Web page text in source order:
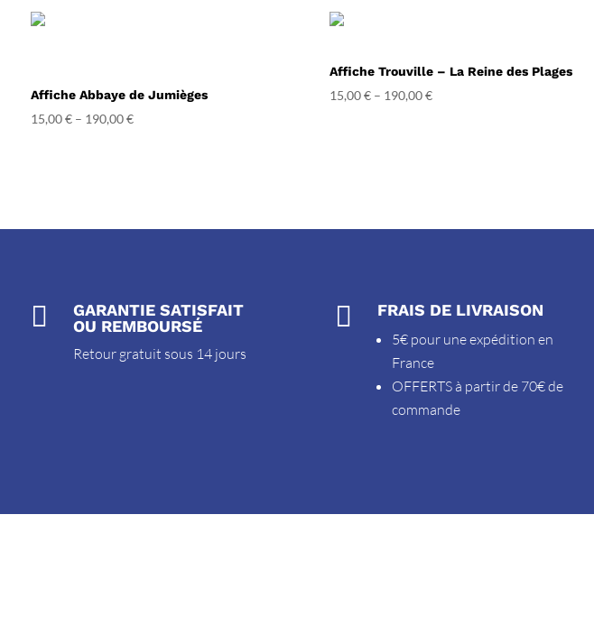
Affiche Abbaye de Jumièges
15,00€– 190,00€
Affiche Trouville – La Reine des Plages
15,00€– 190,00€

GARANTIE SATISFAIT
OU REMBOURSÉ
Retour gratuit sous 14 jours
 FRAIS DE LIVRAISON
5€ pour une expédition en
France
OFFERTS à partir de 70€ de
commande